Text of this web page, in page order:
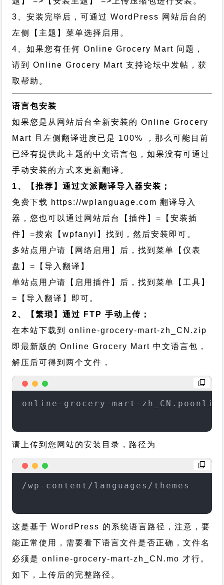
3、安装完毕后，可通过 WordPress 网站后台的
左侧【主题】菜单选择启用。
4、如果您有任何 Online Grocery Mart 问题，
请到 Online Grocery Mart 支持论坛中发帖，获
取帮助。
语言包安装
如果您是从网站后台全新安装的 Online Grocery
Mart 且左侧翻译进度已是 100% ，那么可能目前
已经有提供此主题的中文语言包，如果没有可通过
手动安装的方式来更新翻译。
1、【推荐】通过文派翻译导入器安装；
免费下载 https://wplanguage.com 翻译导入
器，您也可以通过网站后台【插件】=【安装插
件】=搜索【wpfanyi】找到，然后安装即可。
多站点用户请【网络启用】后，找到菜单【仪表
盘】=【导入翻译】
单站点用户请【启用插件】后，找到菜单【工具】
=【导入翻译】即可。
2、【繁琐】通过 FTP 手动上传；
在本站下载到online-grocery-mart-zh_CN.zip
即最新版的 Online Grocery Mart 中文语言包，
解压后可得到两个文件，
online-grocery-mart-
请上传到您网站的安装目录，路径为
/wp-content/languages/themes
这是基于 WordPress 的系统语言路径，注意，要
能正常使用，需要看下语言文件是否正确，文件名
必须是 online-grocery-mart-zh_CN.mo 才行。
如下，上传后的完整路径。